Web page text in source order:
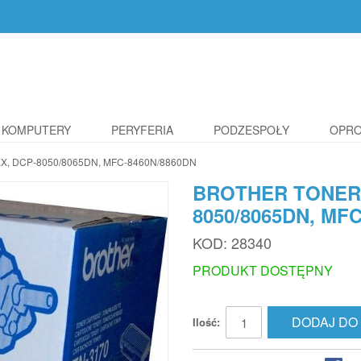
KOMPUTERY PERYFERIA PODZESPOŁY
DCP-8050/8065DN, MFC-8460N/8860DN
BROTHER
8050/8065DN,
KOD: 28340
PRODUKT DOSTĘPNY
Ilość: DODAJ